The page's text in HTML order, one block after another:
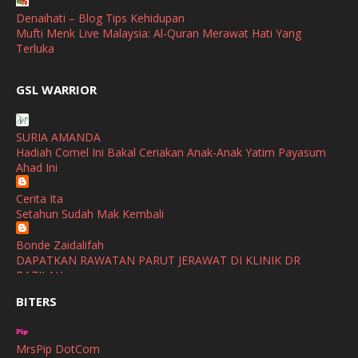
April
March
January
November (2)
September
August
July
June
April
Denaihati – Blog Tips Kehidupan
Mufti Menk Live Malaysia: Al-Quran Merawat Hati Yang
Terluka
Watsons Get Active Carnival 2026 Meriahkan Stadium Merdeka
SHALIMAR YUSOF
Selamat Maju Jaya Untuk Puan Intan
Show All
GSL WARRIOR
SURIA AMANDA
Hadiah Comel Ini Bakal Ceriakan Anak-Anak Yatim Payasum
Ahad Ini
Cerita Ita
Setahun Sudah Mak Kembali
Bonde Zaidalifah
DAPATKAN RAWATAN PARUT JERAWAT DI KLINIK DR
BAZILAH
Ana Suhana
In Malaysia
BITERS
MrsPip DotCom